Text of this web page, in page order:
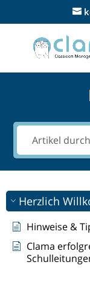
Herzlich
Hinweise &
Clama